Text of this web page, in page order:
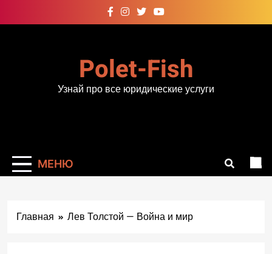
к
Polet-Fish
Узнай про все юридические услуги
МЕНЮ
Главная Лев Толстой — Война и мир